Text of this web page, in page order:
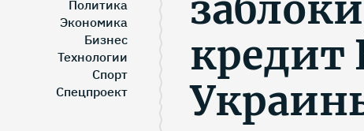
Политика
Экономика
Бизнес
Технологии
Спорт
Спецпроект
кредит